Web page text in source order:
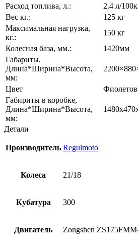
Расход топлива, л.:
2.4 л/
Вес кг.:
125 кг
Максимальная нагрузка,
кг.:
150 кг
Колесная база, мм.:
1420мм
Габариты,
Длина*Ширина*Высота,
мм:
Цвет
Габириты в коробке,
Длина*Ширина*Высота,
мм:
Детали
Производитель Regulmoto
Колеса 21/18
Кубатура 300
Двигатель Zongshen